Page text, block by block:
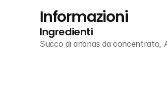
Informazioni
Ingredienti
Succo di ananas da concentrato,